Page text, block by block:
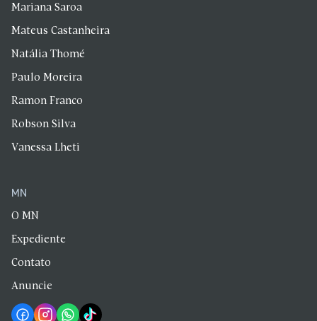
Mariana Saroa
Mateus Castanheira
Natália Thomé
Paulo Moreira
Ramon Franco
Robson Silva
Vanessa Lheti
MN
O MN
Expediente
Contato
Anuncie